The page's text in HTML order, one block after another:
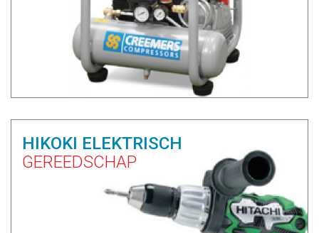
HIKOKI ELEKTRISCH
GEREEDSCHAP